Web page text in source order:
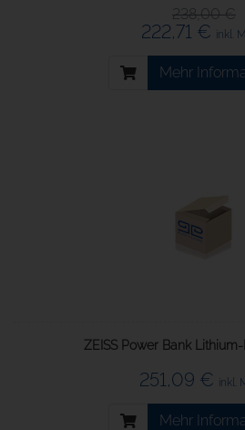
238,00 €
222,71 € inkl.
Mehr
ZEISS Power Bank
251,09 € inkl.
Mehr